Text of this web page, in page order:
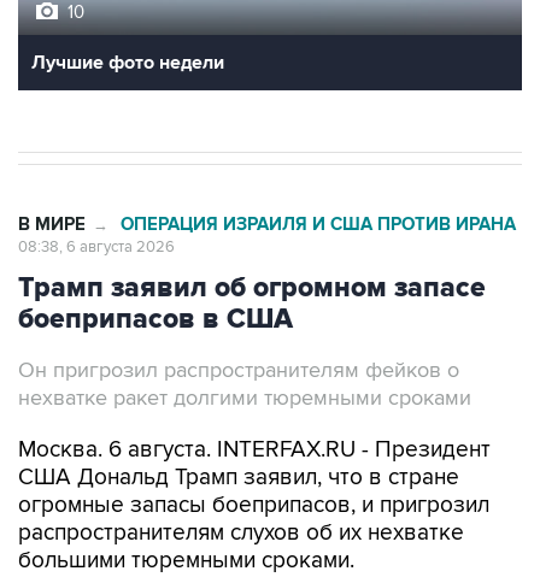
10
Лучшие фото недели
В МИРЕ → ОПЕРАЦИЯ ИЗРАИЛЯ И США ПРОТИВ ИРАНА
08:38, 6 августа 2026
Трамп заявил об огромном запасе
боеприпасов в США
Он пригрозил распространителям фейков о
нехватке ракет долгими тюремными сроками
Москва. 6 августа. INTERFAX.RU - Президент
США Дональд Трамп заявил, что в стране
огромные запасы боеприпасов, и пригрозил
распространителям слухов об их нехватке
большими тюремными сроками.